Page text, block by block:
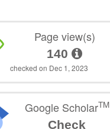
Page view(s)
140
checked on Dec 1, 2023
Google ScholarTM
Check